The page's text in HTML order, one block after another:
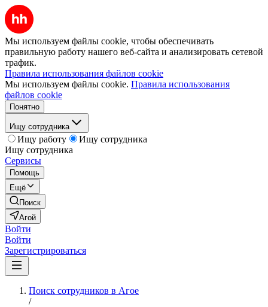
Мы используем файлы cookie, чтобы обеспечивать
правильную работу нашего веб-сайта и анализировать сетевой
трафик.
Правила использования файлов cookie
Мы используем файлы cookie. Правила использования
файлов cookie
Понятно
Ищу сотрудника
Ищу работу
Ищу сотрудника
Ищу сотрудника
Сервисы
Помощь
Ещё
Поиск
Агой
Войти
Войти
Зарегистрироваться
Поиск сотрудников в Агое
/